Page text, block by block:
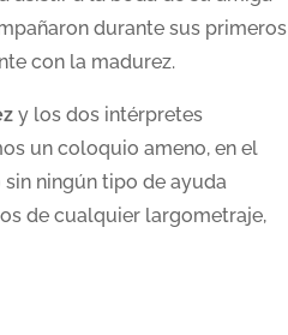
durante sus primeros
con la madurez.
y los dos intérpretes
un coloquio ameno, en el
ningún tipo de ayuda
de cualquier largometraje,